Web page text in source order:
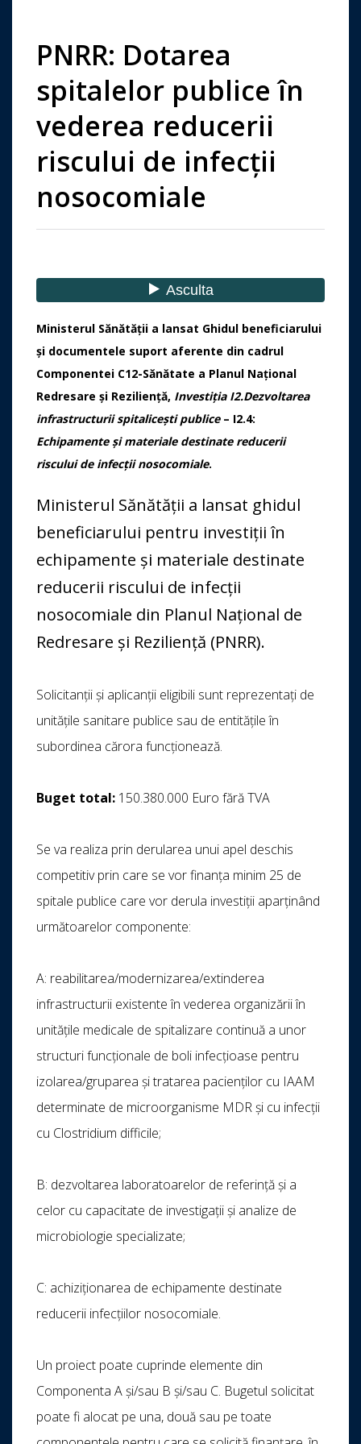
PNRR: Dotarea
spitalelor publice în
vederea reducerii
riscului de infecții
nosocomiale
Ministerul Sănătății a lansat Ghidul beneficiarului
și documentele suport aferente din cadrul
Componentei C12-Sănătate a Planul Național
Redresare și Reziliență, Investiția I2.Dezvoltarea
infrastructurii spitalicești publice – I2.4:
Echipamente și materiale destinate reducerii
riscului de infecții nosocomiale.
Ministerul Sănătății a lansat ghidul
beneficiarului pentru investiții în
echipamente și materiale destinate
reducerii riscului de infecții
nosocomiale din Planul Național de
Redresare și Reziliență (PNRR).
Solicitanții și aplicanții eligibili sunt reprezentați de
unitățile sanitare publice sau de entitățile în
subordinea cărora funcționează.
Buget total: 150.380.000 Euro fără TVA
Se va realiza prin derularea unui apel deschis
competitiv prin care se vor finanța minim 25 de
spitale publice care vor derula investiții aparținând
următoarelor componente:
A: reabilitarea/modernizarea/extinderea
infrastructurii existente în vederea organizării în
unitățile medicale de spitalizare continuă a unor
structuri funcționale de boli infecțioase pentru
izolarea/gruparea și tratarea pacienților cu IAAM
determinate de microorganisme MDR și cu infecții
cu Clostridium difficile;
B: dezvoltarea laboratoarelor de referință și a
celor cu capacitate de investigații și analize de
microbiologie specializate;
C: achiziționarea de echipamente destinate
reducerii infecțiilor nosocomiale.
Un proiect poate cuprinde elemente din
Componenta A și/sau B și/sau C. Bugetul solicitat
poate fi alocat pe una, două sau pe toate